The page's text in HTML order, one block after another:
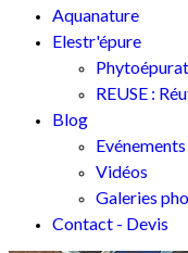
Aquanature
Elestr'épure
REUSE :
Blog
Evénements
Vidéos
Galeries
Contact - Devis